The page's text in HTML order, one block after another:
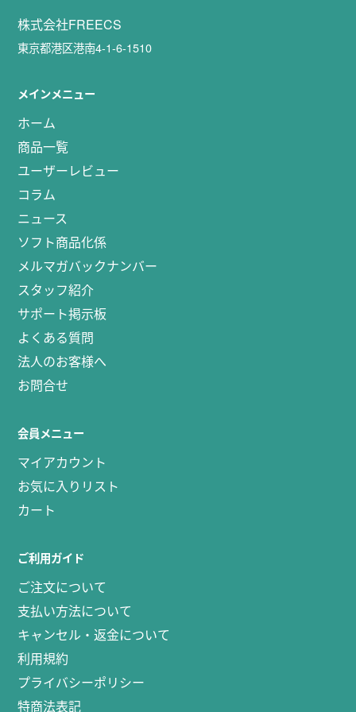
株式会社FREECS
東京都港区港南4-1-6-1510
メインメニュー
ホーム
商品一覧
ユーザーレビュー
コラム
ニュース
ソフト商品化係
メルマガバックナンバー
スタッフ紹介
サポート掲示板
よくある質問
法人のお客様へ
お問合せ
会員メニュー
マイアカウント
お気に入りリスト
カート
ご利用ガイド
ご注文について
支払い方法について
キャンセル・返金について
利用規約
プライバシーポリシー
特商法表記